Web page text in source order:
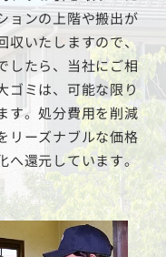
ョンの上階や搬出が
収いたしますので、
したら、当社にご相
ゴミは、可能な限り
す。処分費用を削減
リーズナブルな価格
へ還元しています。